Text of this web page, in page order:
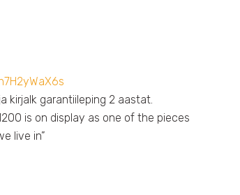
kirjalk garantiileping 2 aastat.
is on display as one of the pieces
live in”